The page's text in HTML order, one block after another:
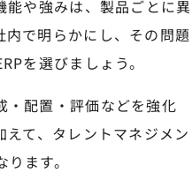
能や強みは、製品ごとに異
で明らかにし、その問題
を選びましょう。
・配置・評価などを強化
えて、タレントマネジメン
ます。